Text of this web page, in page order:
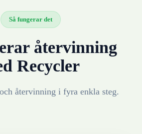
Så fungerar det
återvinning
Recycler
återvinning i fyra enkla steg.